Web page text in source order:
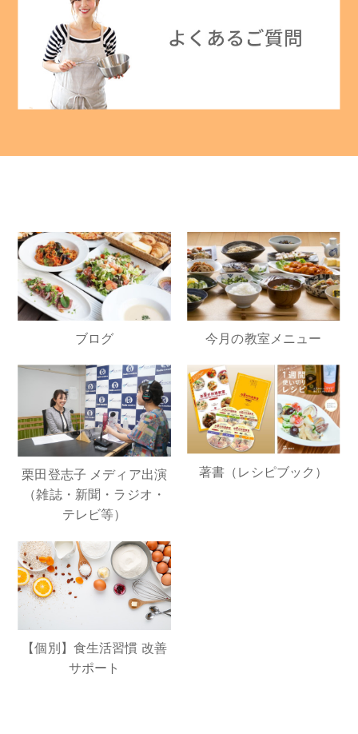
ブログ 今月の教室メニュー
栗田登志子 メディア出演
（雑誌・新聞・ラジオ・
テレビ等）
著書（レシピブック）
【個別】食生活習慣 改善
サポート